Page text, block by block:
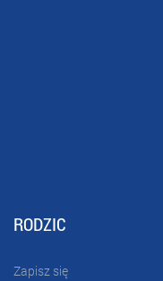
RODZIC
Zapisz się